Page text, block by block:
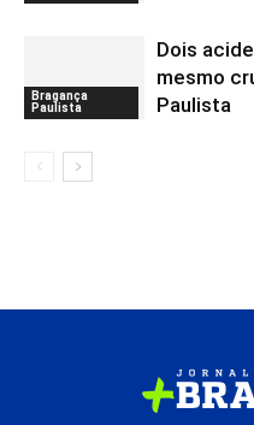
Bragança
Paulista
Dois
mesmo
Paulista